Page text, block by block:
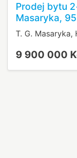
Prodej bytu
Masaryka,
T. G. Masaryka,
9 900 000